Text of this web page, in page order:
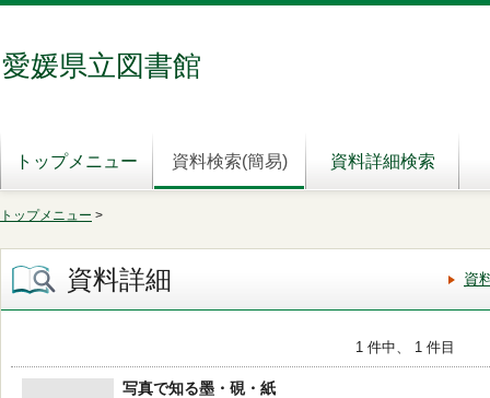
愛媛県立図書館
トップメニュー 資料検索(簡易) 資料詳細検索
トップメニュー >
資料詳細 資
1 件中、 1 件目
写真で知る墨・硯・紙